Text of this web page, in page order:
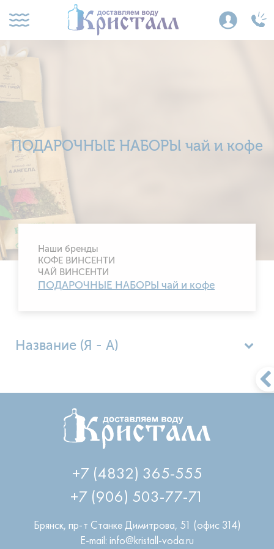
ПОДАРОЧНЫЕ НАБОРЫ чай и кофе
Наши бренды
КОФЕ ВИНСЕНТИ
ЧАЙ ВИНСЕНТИ
ПОДАРОЧНЫЕ НАБОРЫ чай и кофе
Название (Я - А)
Цена по возрастанию
Цена по убыванию
Название (А - Я)
+7 (4832) 365-555
+7 (906) 503-77-71
Брянск
пр-т Станке Димитрова, 51 (офис 314)
E-mail: info@kristall-voda.ru